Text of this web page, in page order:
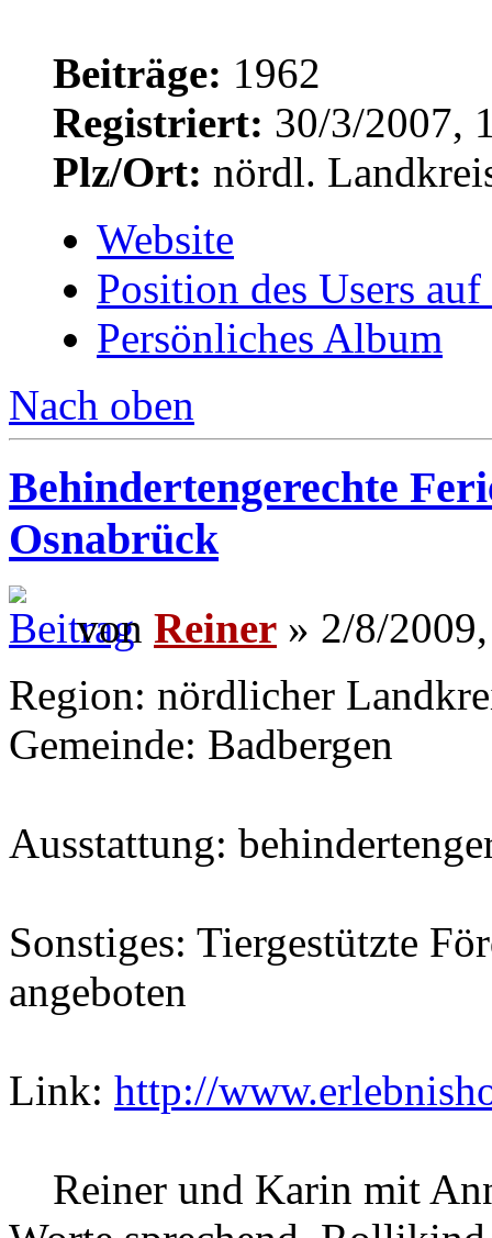
Beiträge: 1962
Registriert: 30/3/2007,
Plz/Ort: nördl.
Website
Position des Users
Persönliches Album
Nach oben
Behindertengerechte
Osnabrück
von Reiner » 2/8/
Region: nördlicher
Gemeinde: Badbergen
Ausstattung:
Sonstiges: Tiergestützte
angeboten
Link: http://
Reiner und Karin mit